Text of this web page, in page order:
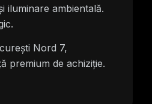
iluminare ambientală.
Nord 7,
premium de achiziție.